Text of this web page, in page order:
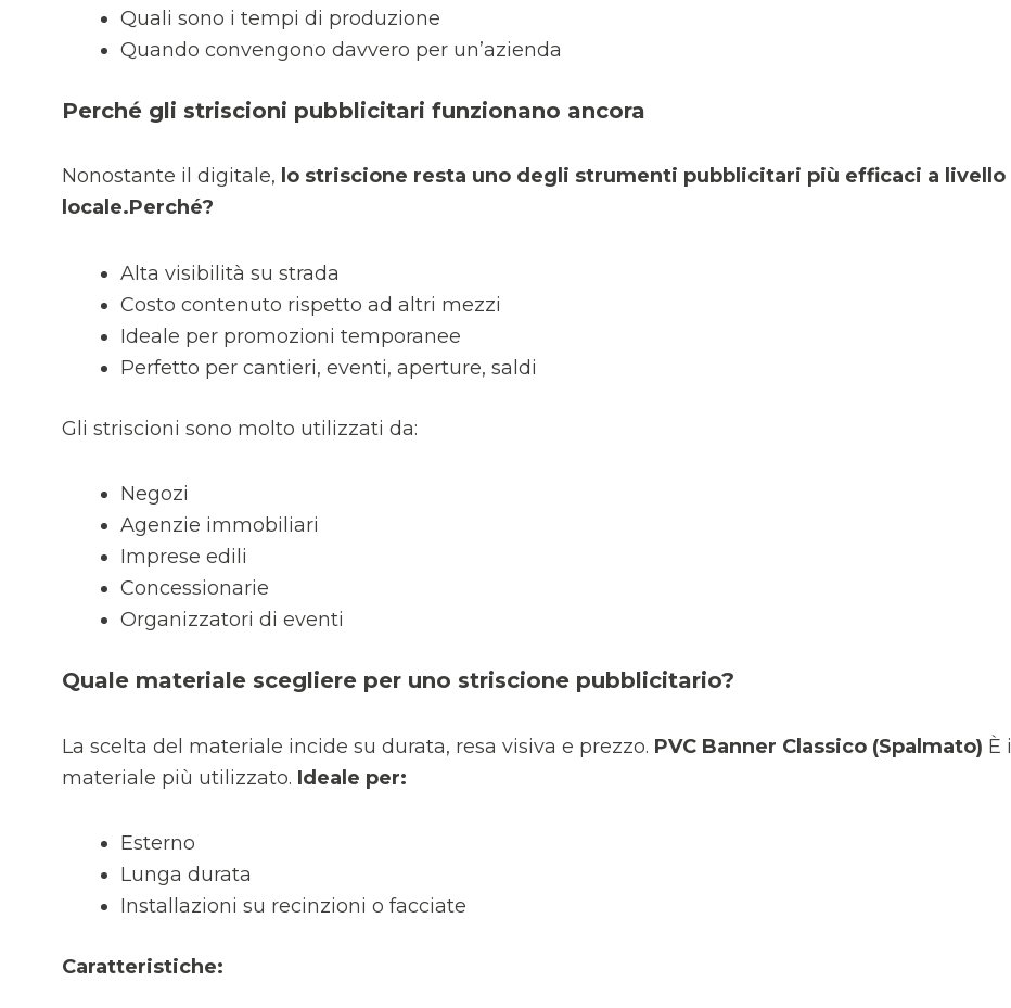
Quali sono i tempi di produzione
Quando convengono davvero per un’azienda
Perché gli striscioni pubblicitari funzionano ancora
Nonostante il digitale, lo striscione resta uno degli strumenti pubblicitari più efficaci a livello
locale.Perché?
Alta visibilità su strada
Costo contenuto rispetto ad altri mezzi
Ideale per promozioni temporanee
Perfetto per cantieri, eventi, aperture, saldi
Gli striscioni sono molto utilizzati da:
Negozi
Agenzie immobiliari
Imprese edili
Concessionarie
Organizzatori di eventi
Quale materiale scegliere per uno striscione pubblicitario?
La scelta del materiale incide su durata, resa visiva e prezzo. PVC Banner Classico (Spalmato) È il
materiale più utilizzato. Ideale per:
Esterno
Lunga durata
Installazioni su recinzioni o facciate
Caratteristiche: